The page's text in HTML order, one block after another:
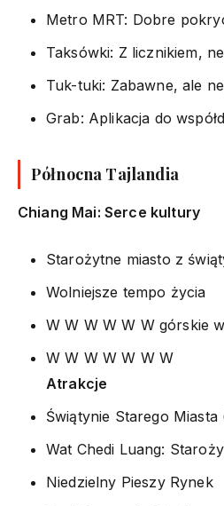
Metro MRT: Dobre
Taksówki: Z licznikiem,
Tuk-tuki: Zabawne, ale
Grab: Aplikacja do
Północna Tajlandia
Chiang Mai: Serce kultury
Starożytne miasto z
Wolniejsze tempo życia
W W W W W W górskie
W W W W W W W
Atrakcje
Świątynie Starego Miasta
Wat Chedi Luang:
Niedzielny Pieszy Rynek